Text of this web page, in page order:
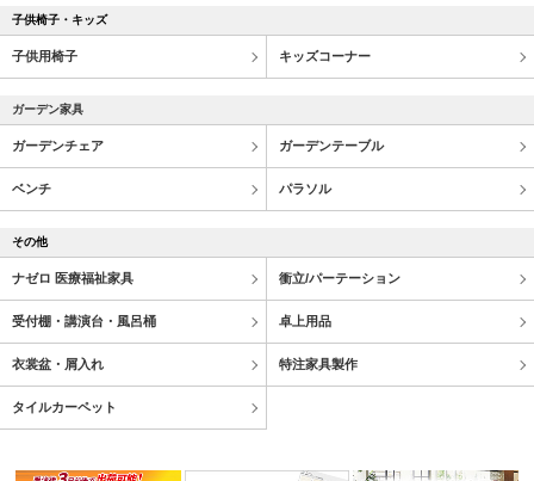
子供椅子・キッズ
子供用椅子 キッズコーナー
ガーデン家具
ガーデンチェア ガーデンテーブル
ベンチ パラソル
その他
ナゼロ 医療福祉家具 衝立/パーテーション
受付棚・講演台・風呂桶 卓上用品
衣裳盆・屑入れ 特注家具製作
タイルカーペット